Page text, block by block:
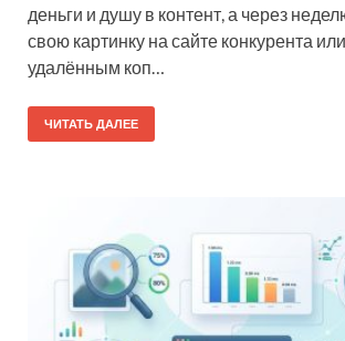
деньги и душу в контент, а через
свою картинку на сайте конкурента
удалённым коп…
ЧИТАТЬ ДАЛЕЕ